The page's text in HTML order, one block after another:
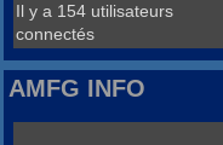
Il y a 154 utilisateurs
connectés
AMFG INFO